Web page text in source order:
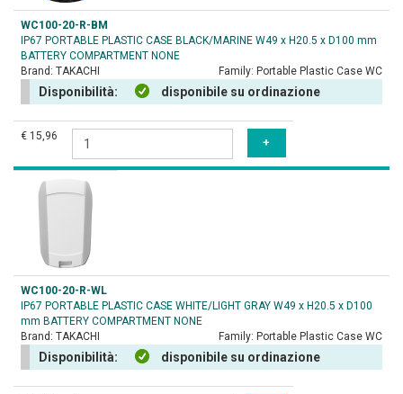
WC100-20-R-BM
IP67 PORTABLE PLASTIC CASE BLACK/MARINE W49 x H20.5 x D100 mm
BATTERY COMPARTMENT NONE
Brand: TAKACHI Family: Portable Plastic Case WC
Disponibilità: disponibile su ordinazione
€ 15,96
WC100-20-R-WL
IP67 PORTABLE PLASTIC CASE WHITE/LIGHT GRAY W49 x H20.5 x D100
mm BATTERY COMPARTMENT NONE
Brand: TAKACHI Family: Portable Plastic Case WC
Disponibilità: disponibile su ordinazione